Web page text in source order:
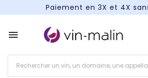
Paiement en 3X et 4X
Paiement en 3X et 4X
